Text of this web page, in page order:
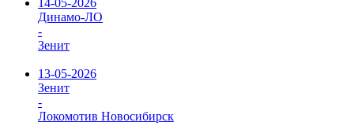
14-05-2026
Динамо-ЛО
-
Зенит
13-05-2026
Зенит
-
Локомотив Новосибирск